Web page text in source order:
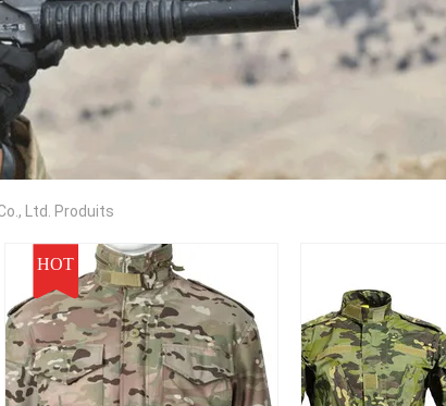
Ltd. Produits
HOT